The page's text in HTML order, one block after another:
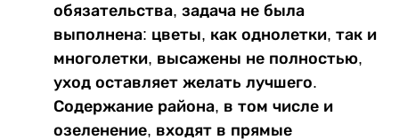
обязательства, задача не была
выполнена: цветы, как однолетки, так и
многолетки, высажены не полностью,
уход оставляет желать лучшего.
Содержание района, в том числе и
озеленение, входят в прямые